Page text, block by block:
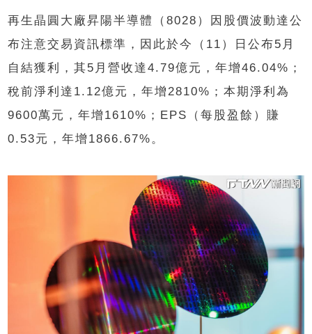
再生晶圓大廠昇陽半導體（8028）因股價波動達公
布注意交易資訊標準，因此於今（11）日公布5月
自結獲利，其5月營收達4.79億元，年增46.04%；
稅前淨利達1.12億元，年增2810%；本期淨利為
9600萬元，年增1610%；EPS（每股盈餘）賺
0.53元，年增1866.67%。